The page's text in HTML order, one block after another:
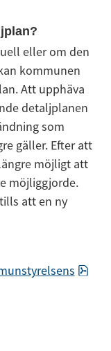
eller om den
kommunen
Att upphäva
detaljplanen
som
gäller. Efter att
möjligt att
möjliggjorde.
att en ny
pdf,